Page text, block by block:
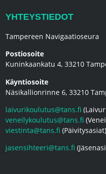
YHTEYSTIEDOT
Tampereen Navigaatioseura
Postiosoite
Kuninkaankatu 4, 33210
Käyntiosoite
Näsikallionrinne 6, 33210
laivurikoulutus@tans.fi
veneilykoulutus@tans.fi
viestinta@tans.fi (Päivitysasiat)
jasensihteeri@tans.fi